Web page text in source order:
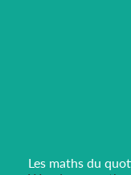
Les maths du